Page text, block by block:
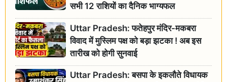
सभी 12 राशियों का दैनिक भाग्यफल
Uttar Pradesh: फतेहपुर मंदिर-मकबरा
विवाद में मुस्लिम पक्ष को बड़ा झटका ! अब इस
तारीख को होगी सुनवाई
Uttar Pradesh: बसपा के इकलौते विधायक